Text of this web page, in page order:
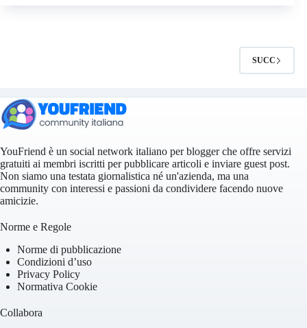
SUCC
YouFriend è un social network italiano per blogger che offre servizi
gratuiti ai membri iscritti per pubblicare articoli e inviare guest post.
Non siamo una testata giornalistica né un'azienda, ma una
community con interessi e passioni da condividere facendo nuove
amicizie.
Norme e Regole
Norme di pubblicazione
Condizioni d’uso
Privacy Policy
Normativa Cookie
Collabora